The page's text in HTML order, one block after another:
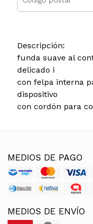
Descripción:
funda suave al
delicado i
con felpa interna
dispositivo
con cordón para
MEDIOS DE PAGO
MEDIOS DE ENVÍO